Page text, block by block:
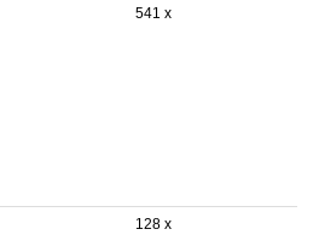
541 x
128 x